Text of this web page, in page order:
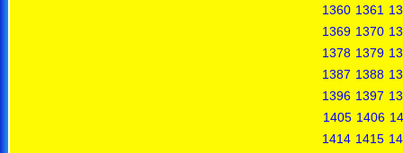
1360 1361
1369 1370
1378 1379
1387 1388
1396 1397
1405 1406
1414 1415